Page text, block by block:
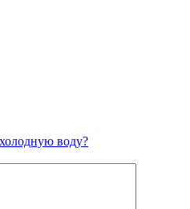
воду?